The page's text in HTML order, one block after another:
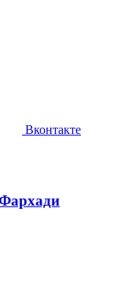
Вконтакте